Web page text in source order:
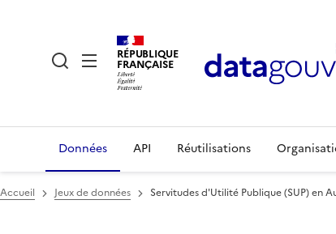
RÉPUBLIQUE
FRANÇAISE
Données API Réutilisations
Accueil Jeux de données Servitudes d'Utilité Publique (SUP) en